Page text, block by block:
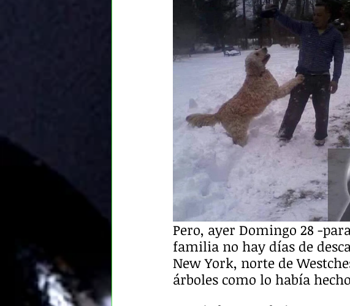
Pero, ayer Domingo 28 -
familia no hay días de
New York, norte de
árboles como lo había